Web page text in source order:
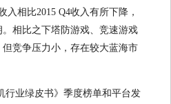
入相比2015 Q4收入有所下降，
相比之下塔防游戏、竞速游戏
竞争压力小，存在较大蓝海市
行业绿皮书》季度榜单和平台发